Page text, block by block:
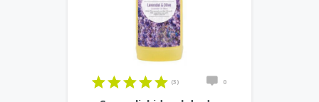
(3) 0